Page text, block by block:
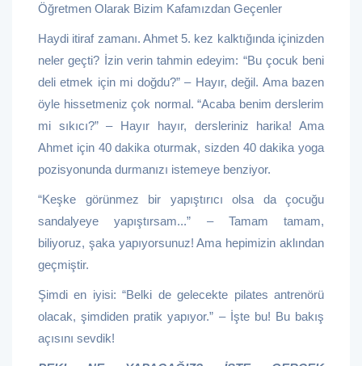
Öğretmen Olarak Bizim Kafamızdan Geçenler
Haydi itiraf zamanı. Ahmet 5. kez kalktığında içinizden
neler geçti? İzin verin tahmin edeyim: “Bu çocuk beni
deli etmek için mi doğdu?” – Hayır, değil. Ama bazen
öyle hissetmeniz çok normal. “Acaba benim derslerim
mi sıkıcı?” – Hayır hayır, dersleriniz harika! Ama
Ahmet için 40 dakika oturmak, sizden 40 dakika yoga
pozisyonunda durmanızı istemeye benziyor.
“Keşke görünmez bir yapıştırıcı olsa da çocuğu
sandalyeye yapıştırsam...” – Tamam tamam,
biliyoruz, şaka yapıyorsunuz! Ama hepimizin aklından
geçmiştir.
Şimdi en iyisi: “Belki de gelecekte pilates antrenörü
olacak, şimdiden pratik yapıyor.” – İşte bu! Bu bakış
açısını sevdik!